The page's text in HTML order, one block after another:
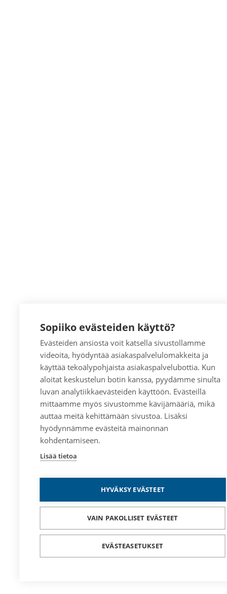
Sopiiko evästeiden käyttö?
Evästeiden ansiosta voit katsella sivustollamme
videoita, hyödyntää asiakaspalvelulomakkeita ja
käyttää tekoälypohjaista asiakaspalvelubottia. Kun
aloitat keskustelun botin kanssa, pyydämme sinulta
luvan analytiikkaevästeiden käyttöön. Evästeillä
mittaamme myös sivustomme kävijämääriä, mikä
auttaa meitä kehittämään sivustoa. Lisäksi
hyödynnämme evästeitä mainonnan
kohdentamiseen.
Lisää tietoa
HYVÄKSY EVÄSTEET
VAIN PAKOLLISET EVÄSTEET
EVÄSTEASETUKSET